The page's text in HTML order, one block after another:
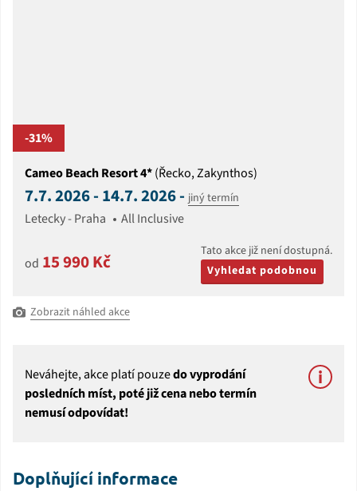
-31%
Cameo Beach Resort 4*(Řecko, Zakynthos)
7.7. 2026 - 14.7. 2026 - jiný termín
Letecky - Praha All Inclusive
od 15 990 Kč
Tato akce již není dostupná.
Vyhledat podobnou
Zobrazit náhled akce
Neváhejte, akce platí pouzedo vyprodání
posledních míst, poté již cena nebo termín
nemusí odpovídat!
Doplňující informace